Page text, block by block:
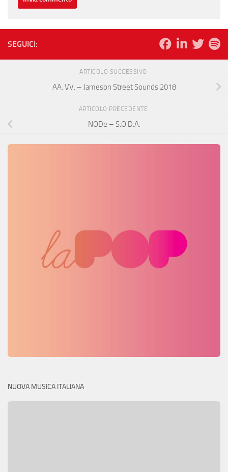
SEGUICI:
ARTICOLO SUCCESSIVO
AA. VV. – Jameson Street Sounds 2018
ARTICOLO PRECEDENTE
NODe – S.O.D.A.
NUOVA MUSICA ITALIANA